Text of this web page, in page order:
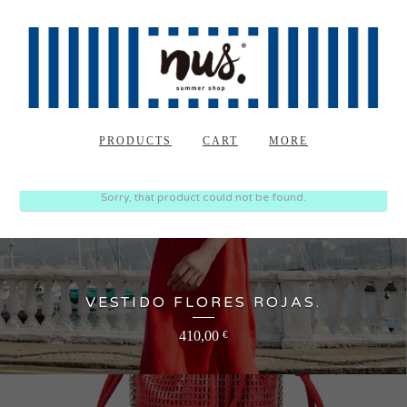
PRODUCTS CART MORE
Sorry, that product could not be found.
VESTIDO FLORES ROJAS.
410,00 €